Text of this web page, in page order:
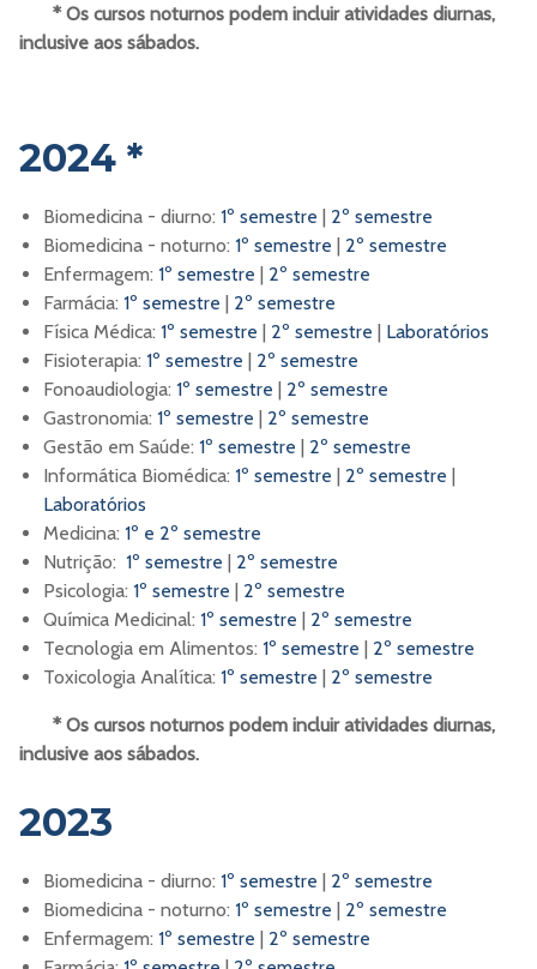
* Os cursos noturnos podem incluir atividades diurnas,
inclusive aos sábados.
2024 *
Biomedicina - diurno: 1º semestre
2º semestre
Biomedicina - noturno: 1º semestre
2º semestre
Enfermagem: 1º semestre
2º semestre
Farmácia: 1º semestre
2º semestre
Física Médica: 1º semestre 2º semestre
Laboratórios
Fisioterapia: 1º semestre
2º semestre
Fonoaudiologia: 1º semestre
2º semestre
Gastronomia: 1º semestre
2º semestre
Gestão em Saúde: 1º semestre
2º semestre
Informática Biomédica: 1º semestre 2º semestre
Laboratórios
Medicina: 1º e 2º semestre
Nutrição: 1º semestre
2º semestre
Psicologia: 1º semestre
2º semestre
Química Medicinal: 1º semestre
2º semestre
Tecnologia em Alimentos: 1º semestre
2º semestre
Toxicologia Analítica: 1º semestre 2º semestre
* Os cursos noturnos podem incluir atividades diurnas,
inclusive aos sábados.
2023
Biomedicina - diurno: 1º semestre | 2º semestre
Biomedicina - noturno: 1º semestre | 2º semestre
Enfermagem: 1º semestre | 2º semestre